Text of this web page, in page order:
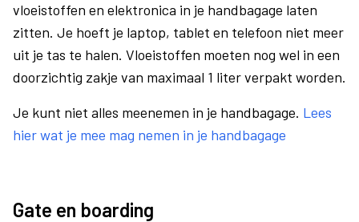
vloeistoffen en elektronica in je handbagage laten
zitten. Je hoeft je laptop, tablet en telefoon niet meer
uit je tas te halen. Vloeistoffen moeten nog wel in een
doorzichtig zakje van maximaal 1 liter verpakt worden.
Je kunt niet alles meenemen in je handbagage. Lees
hier wat je mee mag nemen in je handbagage
Gate en boarding